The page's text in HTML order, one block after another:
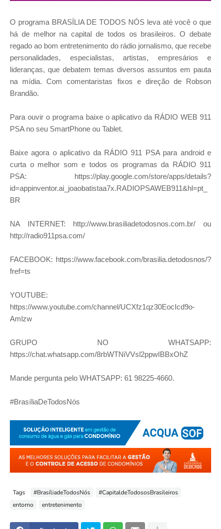
O programa BRASÍLIA DE TODOS NÓS leva até você o que
há de melhor na capital de todos os brasileiros. O debate
regado ao bom entretenimento do rádio jornalismo, que recebe
personalidades, especialistas, artistas, empresários e
lideranças, que debatem temas diversos assuntos em pauta
na mídia. Com comentaristas fixos e direção de Robson
Brandão.
Para ouvir o programa baixe o aplicativo da RÁDIO WEB 911
PSA no seu SmartPhone ou Tablet.
Baixe agora o aplicativo da RÁDIO 911 PSA para android e
curta o melhor som e todos os programas da RÁDIO 911
PSA: https://play.google.com/store/apps/details?
id=appinventor.ai_joaobatistaa7x.RADIOPSAWEB911&hl=pt_
BR
NA INTERNET: http://www.brasiliadetodosnos.com.br/ ou
http://radio911psa.com/
FACEBOOK: https://www.facebook.com/brasilia.detodosnos/?
fref=ts
YOUTUBE:
https://www.youtube.com/channel/UCXfz1qz30EocIcd9o-
Amlzw
GRUPO NO WHATSAPP:
https://chat.whatsapp.com/8rbWTNiVVsl2ppwIBBxOhZ
Mande pergunta pelo WHATSAPP: 61 98225-4660.
#BrasíliaDeTodosNós
Tags #BrasíliadeTodosNós
#CapitaldeTodososBrasileiros
entorno
entretenimento